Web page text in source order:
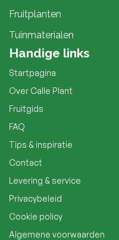
Fruitplanten
Tuinmaterialen
Handige links
Startpagina
Over Calle Plant
Fruitgids
FAQ
Tips & inspiratie
Contact
Levering & service
Privacybeleid
Cookie policy
Algemene voorwaarden